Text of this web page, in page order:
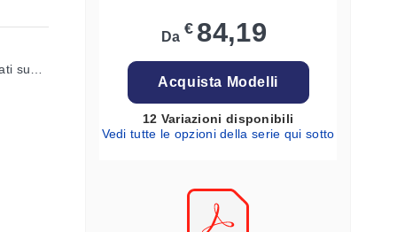
su
Da € 84,19
Acquista Modelli
12 Variazioni disponibili
Vedi tutte le opzioni della serie qui sotto